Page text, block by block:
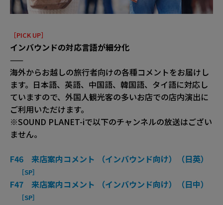
［PICK UP］
インバウンドの対応言語が細分化
——
海外からお越しの旅⾏者向けの各種コメントをお届けし
ます。日本語、英語、中国語、韓国語、タイ語に対応し
ていますので、外国人観光客の多いお店での店内演出に
ご利用いただけます。
※SOUND PLANET-iで以下のチャンネルの放送はござい
ません。
F46 来店案内コメント （インバウンド向け）（日英）
［SP］
F47 来店案内コメント （インバウンド向け）（日中）
［SP］